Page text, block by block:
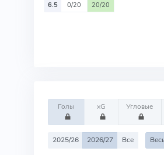
6.5
0/20 20/20
Голы xG Угловые
2025/26 2026/27 Все